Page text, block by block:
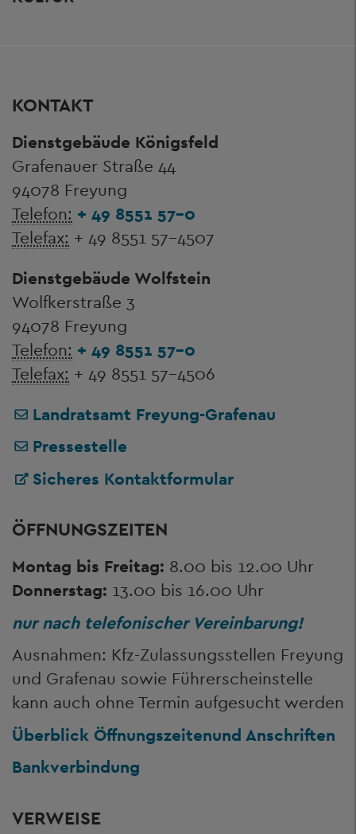
KONTAKT
Dienstgebäude Königsfeld
Grafenauer Straße 44
94078 Freyung
Telefon: + 49 8551 57-0
Telefax: + 49 8551 57-4507
Dienstgebäude Wolfstein
Wolfkerstraße 3
94078 Freyung
Telefon: + 49 8551 57-0
Telefax: + 49 8551 57-4506
Landratsamt Freyung-Grafenau
Pressestelle
Sicheres Kontaktformular
ÖFFNUNGSZEITEN
Montag bis Freitag: 8.00 bis 12.00 Uhr
Donnerstag: 13.00 bis 16.00 Uhr
nur nach telefonischer Vereinbarung!
Ausnahmen: Kfz-Zulassungsstellen Freyung
und Grafenau sowie Führerscheinstelle
kann auch ohne Termin aufgesucht werden
Überblick Öffnungszeitenund Anschriften
Bankverbindung
VERWEISE